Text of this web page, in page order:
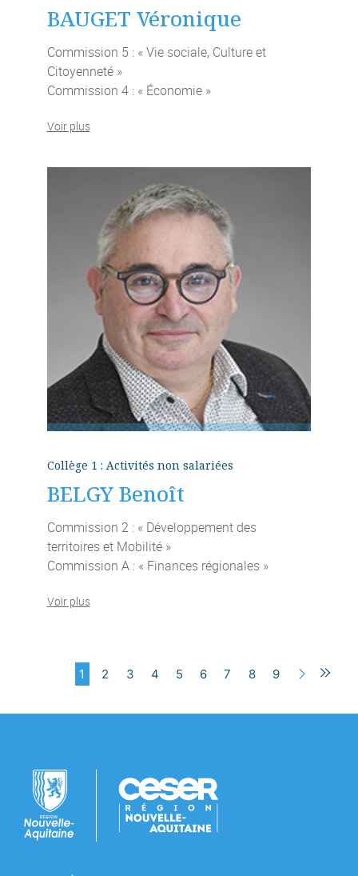
BAUGET Véronique
Commission 5 : « Vie sociale, Culture et
Citoyenneté »
Commission 4 : « Économie »
Voir plus
Collège 1 : Activités non salariées
BELGY Benoît
Commission 2 : « Développement des
territoires et Mobilité »
Commission A : « Finances régionales »
Voir plus
1 2 3 4 5 6 7 8 9 Suivant